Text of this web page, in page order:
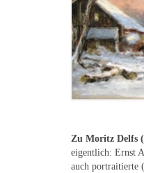
Zu Moritz Delfs (
eigentlich: Ernst
auch portraitierte